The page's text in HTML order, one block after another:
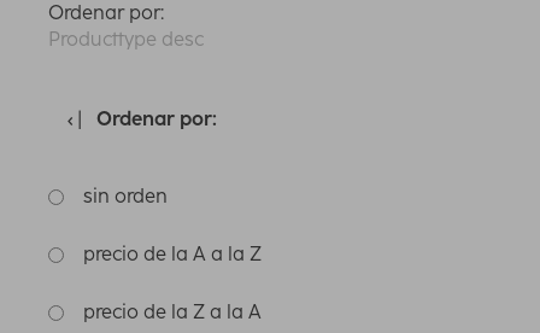
Ordenar por:
Producttype desc
Ordenar por:
sin orden
precio de la A a la Z
precio de la Z a la A